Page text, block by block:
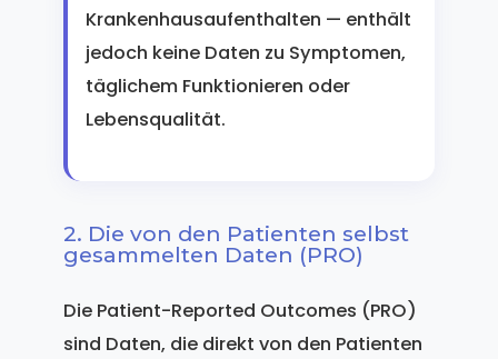
Krankenhausaufenthalten — enthält
jedoch keine Daten zu Symptomen,
täglichem Funktionieren oder
Lebensqualität.
2. Die von den Patienten selbst
gesammelten Daten (PRO)
Die Patient-Reported Outcomes (PRO)
sind Daten, die direkt von den Patienten